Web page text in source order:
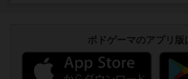
ボドゲーマのアプリ版